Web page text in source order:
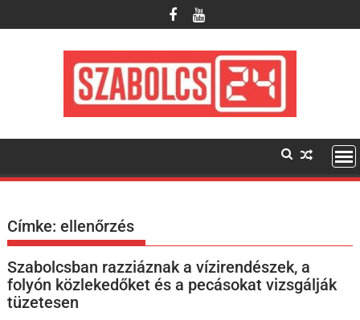
to
Címke:ellenőrzés
Szabolcsban razziáznak a vízirendészek, a
folyón közlekedőket és a pecásokat vizsgálják
tüzetesen